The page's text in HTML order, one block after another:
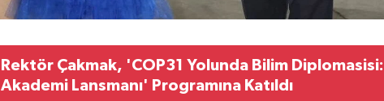
Rektör Çakmak, 'COP31 Yolunda Bilim Diplomasisi:
Akademi Lansmanı' Programına Katıldı